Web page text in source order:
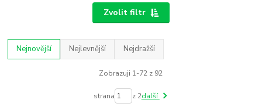
Zvolit filtr
Nejnovější Nejlevnější Nejdražší
Zobrazuji 1-72 z 92
strana z 2další